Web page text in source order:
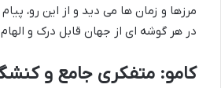
مرزها و زمان ها می دید و از این رو،
در هر گوشه ای از جهان قابل درک و
کامو: متفکری جامع و